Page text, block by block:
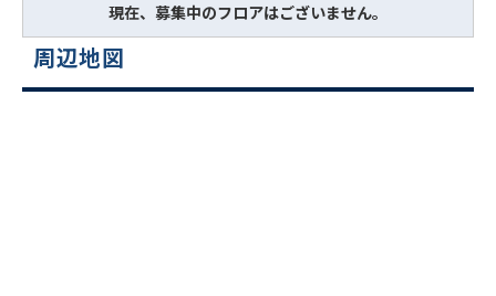
現在、募集中のフロアはございません。
周辺地図